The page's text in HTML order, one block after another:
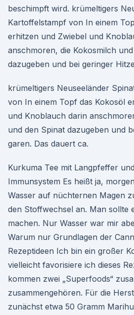
beschimpft wird. krümeltigers
Kartoffelstampf von In einem
erhitzen und Zwiebel und
anschmoren, die Kokosmilch
dazugeben und bei geringer
krümeltigers Neuseeländer
von In einem Topf das Kokosöl
und Knoblauch darin
und den Spinat dazugeben und
garen. Das dauert ca.
Kurkuma Tee mit Langpfeffer
Immunsystem Es heißt ja,
Wasser auf nüchternen Magen
den Stoffwechsel an. Man sollte
machen. Nur Wasser war mir
Warum nur Grundlagen der
Rezeptideen Ich bin ein großer
vielleicht favorisiere ich dieses
kommen zwei „Superfoods“
zusammengehören. Für die
zunächst etwa 50 Gramm